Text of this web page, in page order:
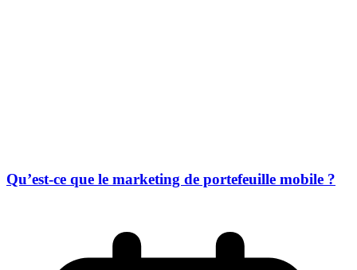
Qu’est-ce que le marketing de portefeuille mobile ?